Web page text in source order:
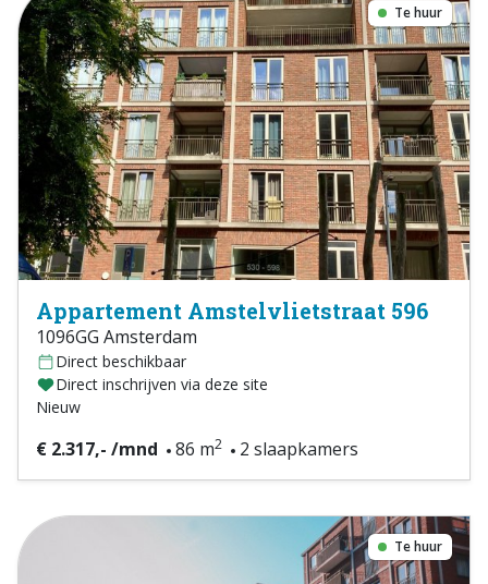
Te huur
Appartement Amstelvlietstraat 596
1096GG Amsterdam
Direct beschikbaar
Direct inschrijven via deze site
Nieuw
€ 2.317,- /mnd 86 m2 2 slaapkamers
Te huur